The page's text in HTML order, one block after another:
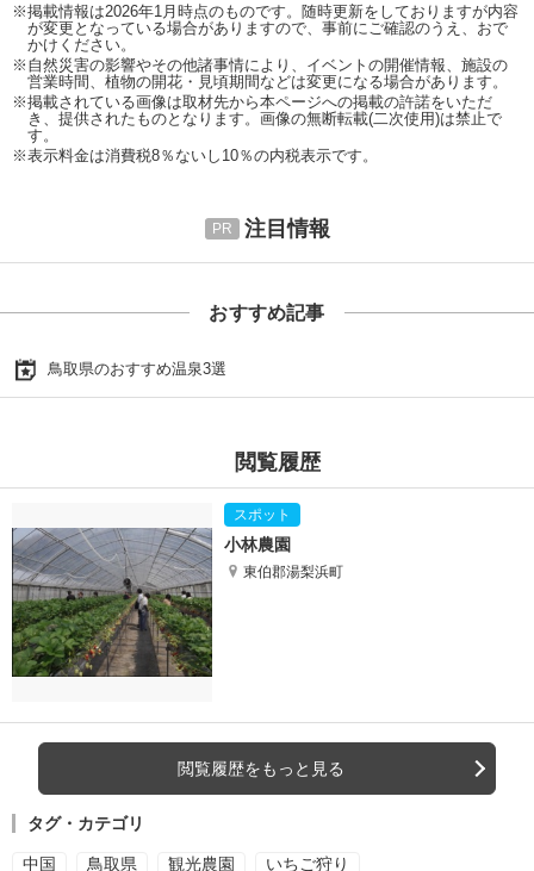
※掲載情報は2026年1月時点のものです。随時更新をしておりますが内容
が変更となっている場合がありますので、事前にご確認のうえ、おで
かけください。
※自然災害の影響やその他諸事情により、イベントの開催情報、施設の
営業時間、植物の開花・見頃期間などは変更になる場合があります。
※掲載されている画像は取材先から本ページへの掲載の許諾をいただ
き、提供されたものとなります。画像の無断転載(二次使用)は禁止で
す。
※表示料金は消費税8％ないし10％の内税表示です。
注目情報
おすすめ記事
鳥取県のおすすめ温泉3選
閲覧履歴
小林農園
東伯郡湯梨浜町
閲覧履歴をもっと見る
タグ・カテゴリ
中国 鳥取県 観光農園 いちご狩り